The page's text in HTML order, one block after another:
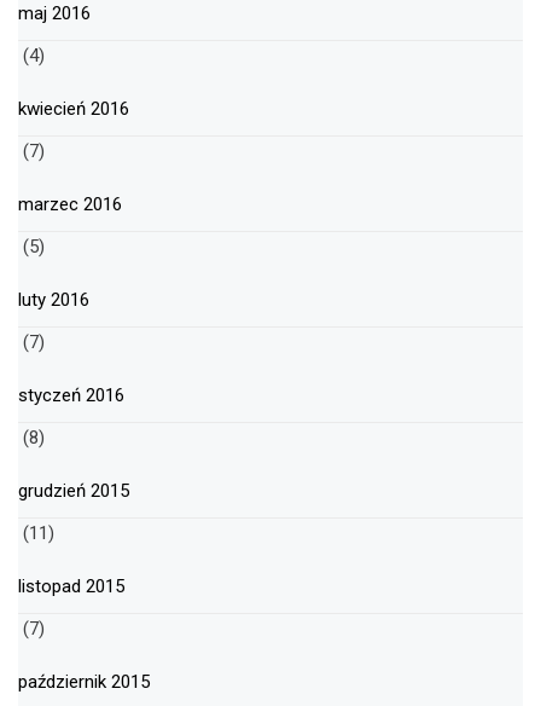
maj 2016
(4)
kwiecień 2016
(7)
marzec 2016
(5)
luty 2016
(7)
styczeń 2016
(8)
grudzień 2015
(11)
listopad 2015
(7)
październik 2015